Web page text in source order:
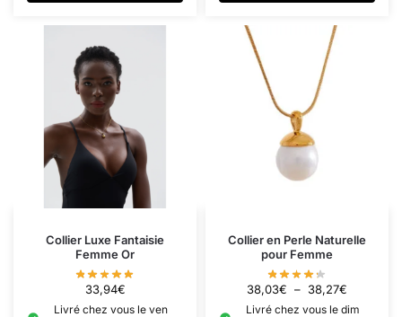
Collier Luxe Fantaisie
Femme Or
33,94€
Livré chez vous le ven
Collier en Perle Naturelle
pour Femme
38,03€ – 38,27€
Livré chez vous le dim